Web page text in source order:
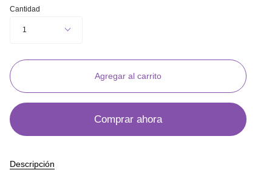
Cantidad
1
Agregar al carrito
Comprar ahora
Descripción